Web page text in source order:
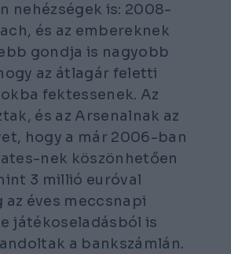
nehézségek is: 2008-
és az embereknek
gondja is nagyobb
az átlagár feletti
fektessenek. Az
és az Arsenalnak az
hogy a már 2006-ban
nek köszönhetően
3 millió euróval
éves meccsnapi
játékoseladásból is
a bankszámlán.